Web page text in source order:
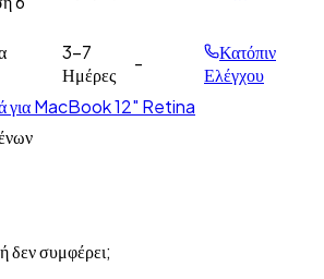
3-7
Ημέρες
-
Κατόπιν
Ελέγχου
γιαMacBook 12" Retina
δεν συμφέρει;